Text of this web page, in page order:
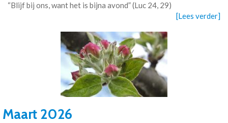
“Blijf bij ons, want het is bijna avond” (Luc 24, 29)
[Lees verder]
Maart 2026